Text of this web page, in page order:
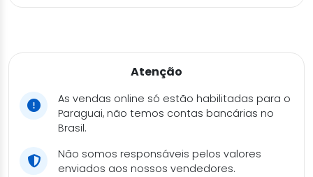
Atenção
As vendas online só estão habilitadas para o
Paraguai, não temos contas bancárias no
Brasil.
Não somos responsáveis pelos valores
enviados aos nossos vendedores.